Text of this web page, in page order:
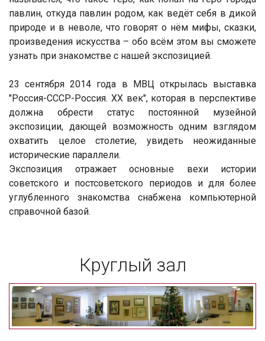
павлин, откуда павлин родом, как ведёт себя в дикой
природе и в неволе, что говорят о нём мифы, сказки,
произведения искусства – обо всём этом вы сможете
узнать при знакомстве с нашей экспозицией.
23 сентября 2014 года в МВЦ открылась выставка
"Россия-СССР-Россия. ХХ век", которая в перспективе
должна обрести статус постоянной музейной
экспозиции, дающей возможность одним взглядом
охватить целое столетие, увидеть неожиданные
исторические параллели.
Экспозиция отражает основные вехи истории
советского и постсоветского периодов и для более
углубленного знакомства снабжена компьютерной
справочной базой.
Круглый зал